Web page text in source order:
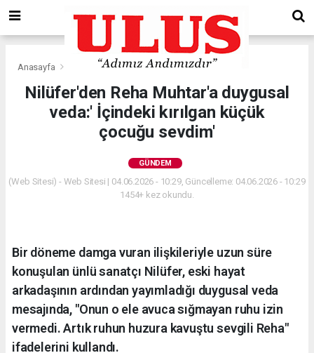
Anasayfa Gündem
Nilüfer'den Reha Muhtar'a duygusal
veda:' İçindeki kırılgan küçük
çocuğu sevdim'
GÜNDEM
(Web Sitesi) - Web Sitesi | 04.06.2026 - 10:29, Güncelleme: 04.06.2026 - 10:29
1454+ kez okundu.
Bir döneme damga vuran ilişkileriyle uzun süre
konuşulan ünlü sanatçı Nilüfer, eski hayat
arkadaşının ardından yayımladığı duygusal veda
mesajında, "Onun o ele avuca sığmayan ruhu izin
vermedi. Artık ruhun huzura kavuştu sevgili Reha"
ifadelerini kullandı.